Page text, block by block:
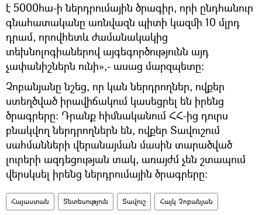
է 5000հա-ի ներդրումային ծրագիր, որի ընդհանուր
գնահատականը առնվազն պիտի կազմի 10 մլրդ
դրամ, որովհետև ժամանակակից
տեխնոլոգիաներով այգեգործությունն այդ
չափանիշներն ունի»,- ասաց մարզպետը:
Չոբանյանը նշեց, որ կան ներդրողներ, ովքեր
ստեղծված իրավիճակում կասեցրել են իրենց
ծրագրերը: Դրանք հիմնականում ՀՀ-ից դուրս
բնակվող ներդրողներն են, ովքեր Տավուշում
սահմանների վերանայման մասին տարածված
լուրերի ազդեցության տակ, առայժմ չեն շտապում
վերսկսել իրենց ներդրումային ծրագրերը:
Հայաստան Տնտեսություն Տավուշ Հայկ Չոբանյան